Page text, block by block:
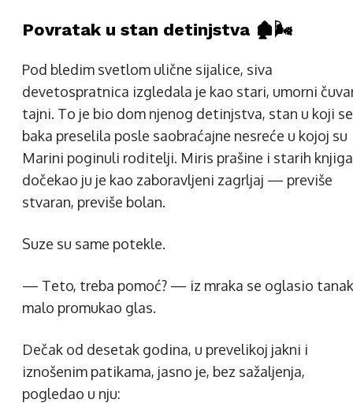
Povratak u stan detinjstva 🏚️🌬️
Pod bledim svetlom ulične sijalice, siva
devetospratnica izgledala je kao stari, umorni
tajni. To je bio dom njenog detinjstva, stan u koji se
baka preselila posle saobraćajne nesreće u kojoj su
Marini poginuli roditelji. Miris prašine i starih knjiga
dočekao ju je kao zaboravljeni zagrljaj — previše
stvaran, previše bolan.
Suze su same potekle.
— Teto, treba pomoć? — iz mraka se oglasio
malo promukao glas.
Dečak od desetak godina, u prevelikoj jakni i
iznošenim patikama, jasno je, bez sažaljenja,
pogledao u nju: